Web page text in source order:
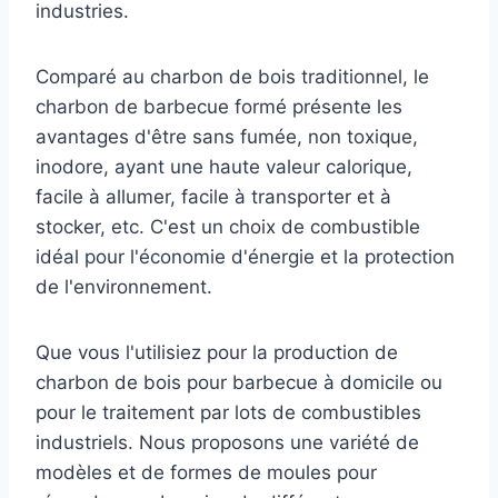
industries.
Comparé au charbon de bois traditionnel, le
charbon de barbecue formé présente les
avantages d'être sans fumée, non toxique,
inodore, ayant une haute valeur calorique,
facile à allumer, facile à transporter et à
stocker, etc. C'est un choix de combustible
idéal pour l'économie d'énergie et la protection
de l'environnement.
Que vous l'utilisiez pour la production de
charbon de bois pour barbecue à domicile ou
pour le traitement par lots de combustibles
industriels. Nous proposons une variété de
modèles et de formes de moules pour